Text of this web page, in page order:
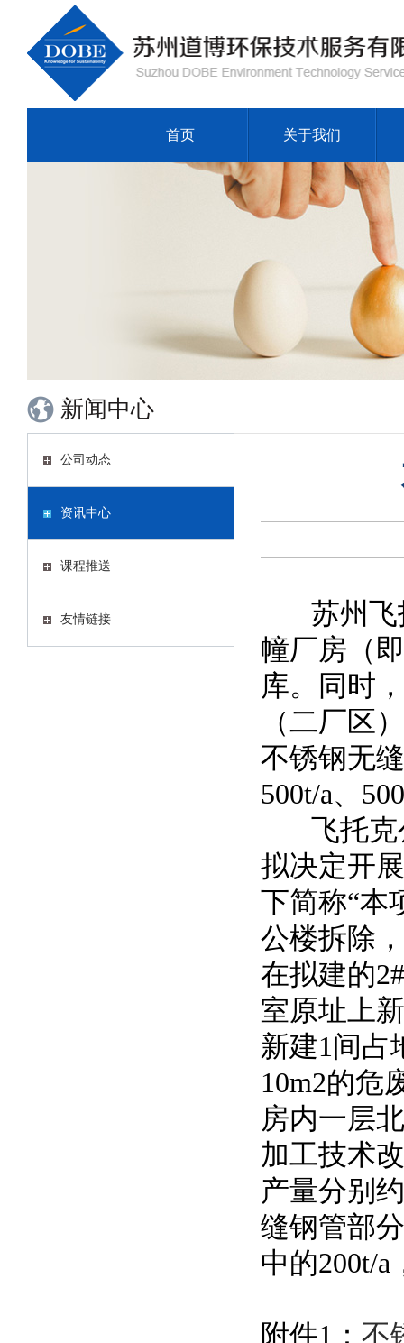
首页 关于我们
新闻中心
公司动态
资讯中心
课程推送
友情链接
苏州飞
幢厂房（
库。同时
（二厂区
不锈钢无
500t/a、
飞托克
拟决定开
下简称“本
公楼拆除
在拟建的
室原址上
新建1间占
10m2的危
房内一层
加工技术
产量分别
缝钢管部
中的200t/
附件1： 不